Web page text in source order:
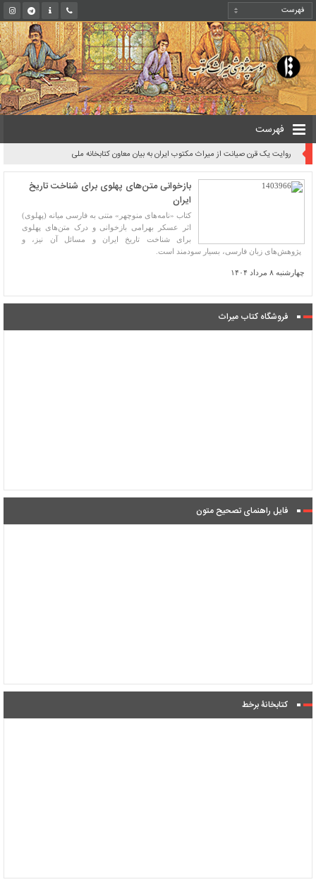
فهرست
روایت یک قرن صیانت از میراث مکتوب ایران به بیان معاون کتابخانه ملی
بازخوانی متن‌های پهلوی برای شناخت تاریخ
ایران
کتاب «نامه‌های منوچهر» متنی به فارسی میانه (پهلوی)
اثر عسکر بهرامی بازخوانی و درک متن‌های پهلوی
برای شناخت تاریخ ایران و مسائل آن نیز، و
پژوهش‌های زبان فارسی، بسیار سودمند است.
چهارشنبه ۸ مرداد ۱۴۰۴
فروشگاه کتاب میراث
فایل راهنمای تصحیح متون
کتابخانۀ برخط